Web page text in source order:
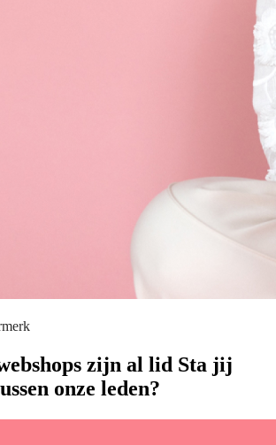
zijn al lid Sta jij
onze leden?